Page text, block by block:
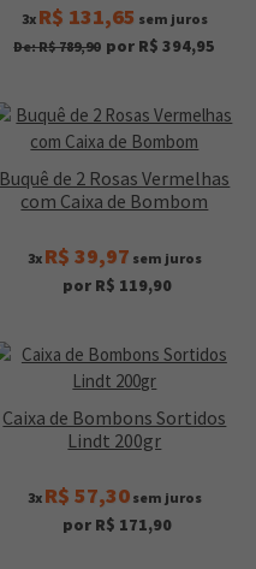
3x R$ 131,65 sem juros
De: R$ 789,90 por R$ 394,95
Buquê de 2 Rosas Vermelhas
com Caixa de Bombom
3x R$ 39,97 sem juros
por R$ 119,90
Caixa de Bombons Sortidos
Lindt 200gr
3x R$ 57,30sem juros
por R$ 171,90